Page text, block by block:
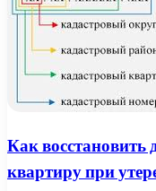
Как восстановить
квартиру при